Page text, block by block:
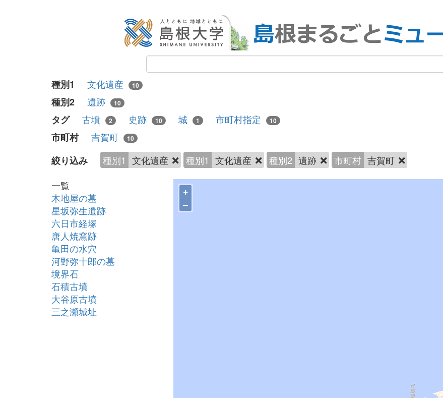
種別1 文化遺産 10
種別2 遺跡 10
タグ 古墳 2 史跡 10 城 1 市町村指定 10
市町村 吉賀町 10
絞り込み 種別1 文化遺産 種別1 文化遺産 種別2 遺跡 市町村 吉賀町
一覧
木地屋の墓
星坂弥生遺跡
六日市経塚
唐人焼窯跡
亀田の水穴
河野弥十郎の墓
境界石
石積古墳
大谷原古墳
三之瀬城址
+
–